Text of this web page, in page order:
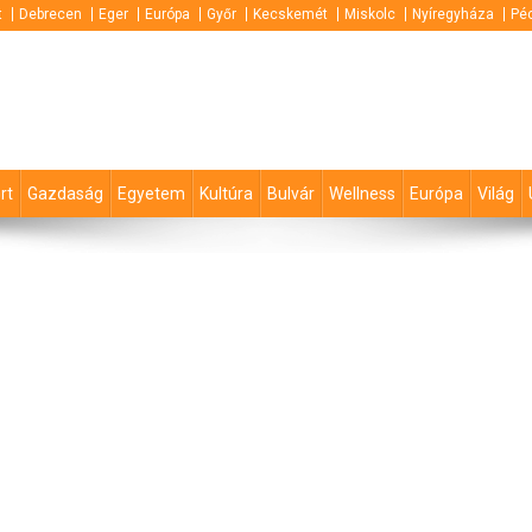
Debrecen Eger Európa Győr Kecskemét Miskolc Nyíregyháza
Gazdaság Egyetem Kultúra Bulvár Wellness Európa Világ